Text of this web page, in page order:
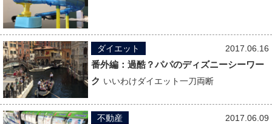
2017.06.16
ダイエット
番外編：過酷？パパのディズニーシーワー
ク いいわけダイエット一刀両断
2017.06.09
不動産